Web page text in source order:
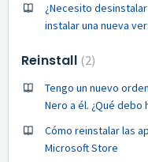
¿Necesito
instalar una nueva
Reinstall 2
Tengo un nuevo
Nero a él. ¿Qué debo
Cómo reinstalar las
Microsoft Store